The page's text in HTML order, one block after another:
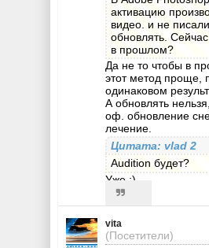
активацию
видео. и не
обновлять.
в прошлом?
Да не то чтобы в
этот метод проще,
одинаковом
А обновлять
оф. обновление
лечение.
Цитата: vlad 2
Audition будет?
Уже ;)
vita
(Посетители)